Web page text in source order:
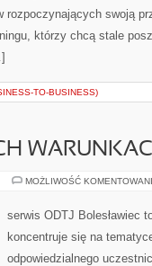
swoją
którzy chcą stale
TO-BUSINESS)
MOŻLIWOŚĆ
serwis ODTJ Bolesławiec
koncentruje się na
odpowiedzialnego